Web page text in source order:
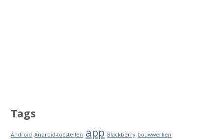
Tags
Android Android-toestellen app Blackberry bouwwerken